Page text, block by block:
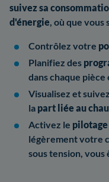
suivez sa
d'énergie, où que vous
Contrôlez votre
Planifiez des
dans chaque
Visualisez et
la part liée au
Activez le
légèrement votre
sous tension, vous